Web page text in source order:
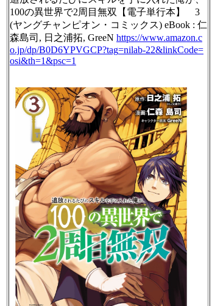
100の異世界で2周目無双【電子単行本】 3
(ヤングチャンピオン・コミックス) eBook : 仁
森島司, 日之浦拓, GreeN https://www.amazon.c
o.jp/dp/B0D6YPVGCP?tag=nilab-22&linkCode=
osi&th=1&psc=1